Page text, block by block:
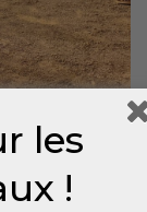
les
!